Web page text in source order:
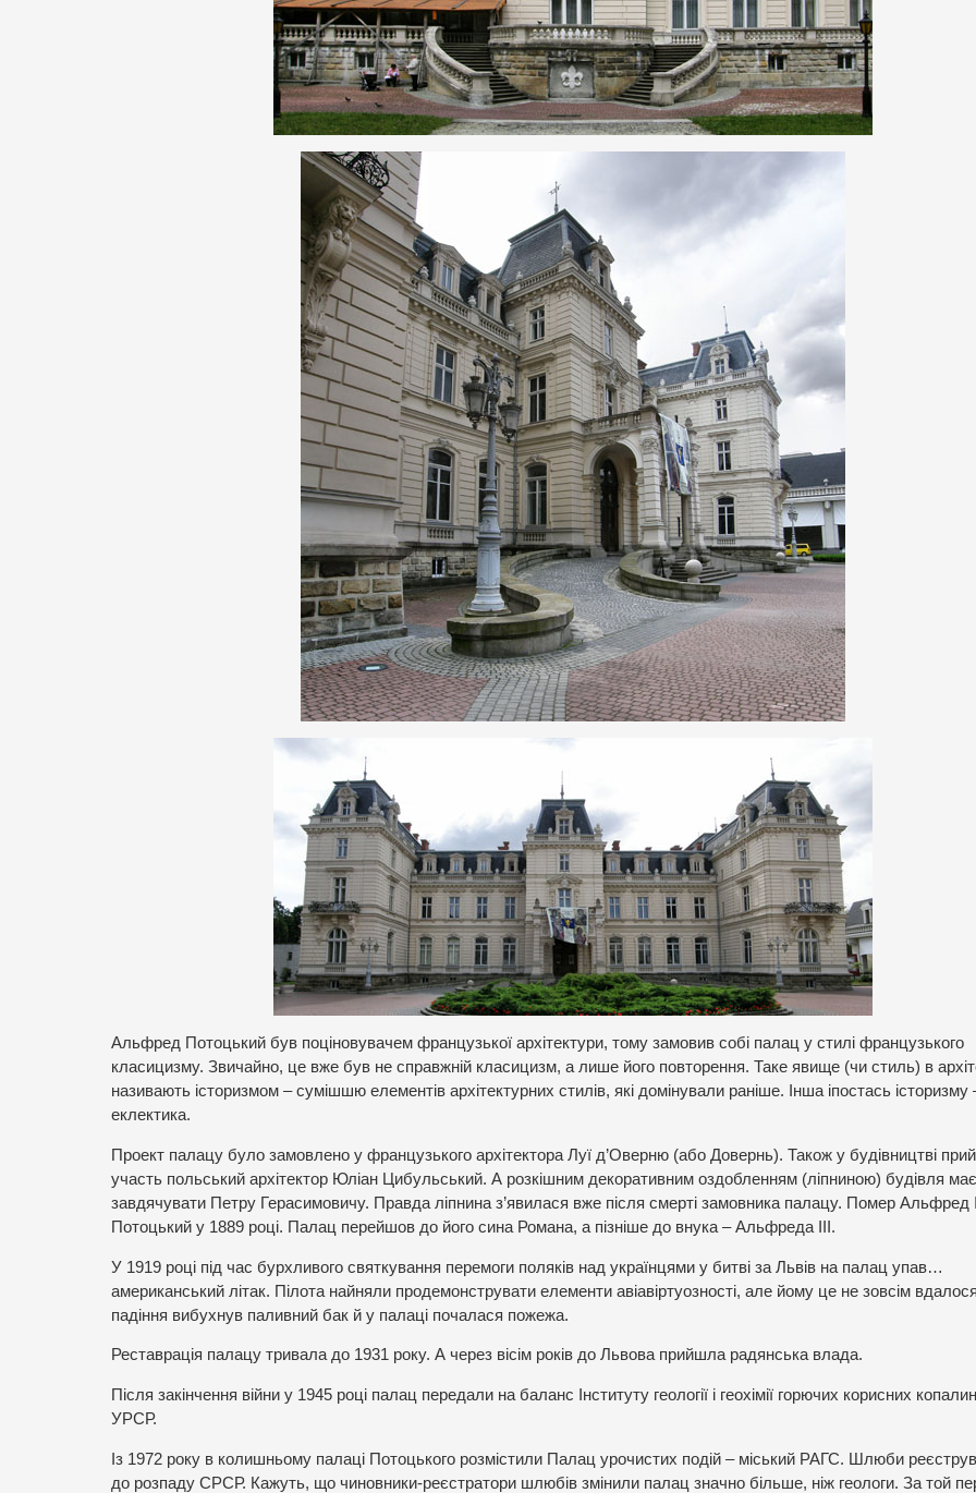
Альфред Потоцький був поціновувачем французької архітектури, тому замовив собі палац у стилі французького
класицизму. Звичайно, це вже був не справжній класицизм, а лише його повторення. Таке явище (чи стиль) в
називають історизмом – сумішшю елементів архітектурних стилів, які домінували раніше. Інша іпостась історизму
еклектика.
Проект палацу було замовлено у французького архітектора Луї д’Оверню (або Довернь). Також у будівництві
участь польський архітектор Юліан Цибульський. А розкішним декоративним оздобленням (ліпниною) будівля має
завдячувати Петру Герасимовичу. Правда ліпнина з’явилася вже після смерті замовника палацу. Помер Альфред ІІ
Потоцький у 1889 році. Палац перейшов до його сина Романа, а пізніше до внука – Альфреда ІІІ.
У 1919 році під час бурхливого святкування перемоги поляків над українцями у битві за Львів на палац упав…
американський літак. Пілота найняли продемонструвати елементи авіавіртуозності, але йому це не зовсім
падіння вибухнув паливний бак й у палаці почалася пожежа.
Реставрація палацу тривала до 1931 року. А через вісім років до Львова прийшла радянська влада.
Після закінчення війни у 1945 році палац передали на баланс Інституту геології і геохімії горючих корисних
УРСР.
Із 1972 року в колишньому палаці Потоцького розмістили Палац урочистих подій – міський РАГС. Шлюби
до розпаду СРСР. Кажуть, що чиновники-реєстратори шлюбів змінили палац значно більше, ніж геологи. За той